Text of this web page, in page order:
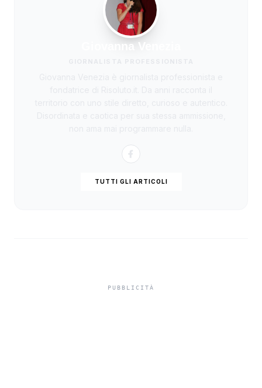
Giovanna Venezia
TUTTI GLI ARTICOLI